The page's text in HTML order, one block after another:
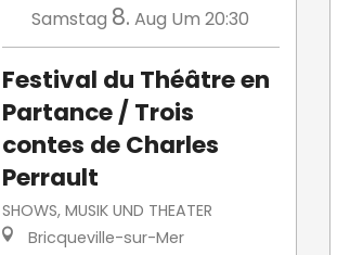
Samstag 8. Aug Um 20:30
Festival du Théâtre en
Partance / Trois
contes de Charles
Perrault
SHOWS, MUSIK UND THEATER
Bricqueville-sur-Mer